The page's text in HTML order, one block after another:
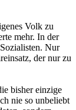
Volk zu
mehr. In der
Nur
der nur zu
bisher einzige
nie so unbeliebt